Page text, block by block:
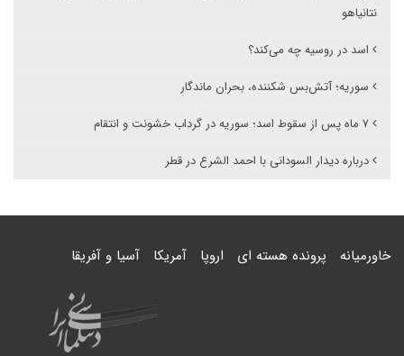
نتانیاهو
اسد در روسیه چه می‌کند؟
سوریه؛ آتش‌بس شکننده، بحران ماندگار
۷ ماه پس از سقوط اسد؛ سوریه در گرداب خشونت و انتقام
درباره دیدار السودانی با احمد الشرع در قطر
خاورمیانه پرونده هسته ای اروپا آمریکا آسیا و آفریقا